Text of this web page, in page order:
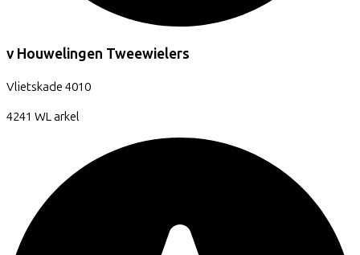
v Houwelingen Tweewielers
Vlietskade 4010
4241 WL arkel